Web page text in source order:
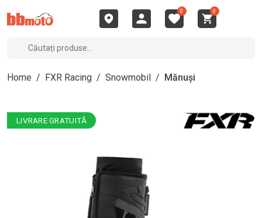
0 0
Home / FXR Racing / Snowmobil / Mănuși
LIVRARE GRATUITĂ